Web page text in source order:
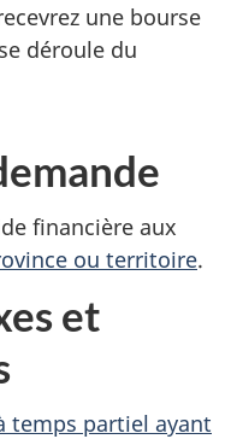
une bourse
déroule du
financière aux
ou territoire.
et
temps partiel ayant